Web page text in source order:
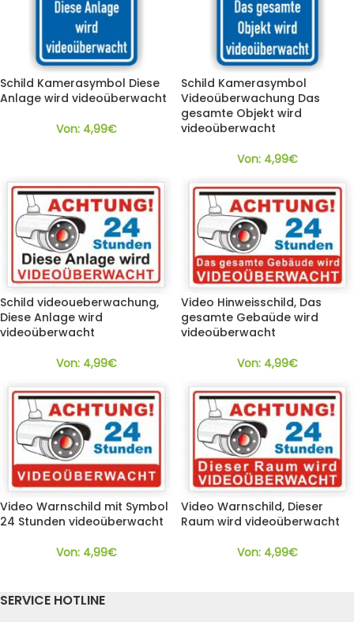
Schild Kamerasymbol Diese
Anlage wird videoüberwacht
Von: 4,99€
Schild Kamerasymbol
Videoüberwachung Das
gesamte Objekt wird
videoüberwacht
Von: 4,99€
Schild videoueberwachung,
Diese Anlage wird
videoüberwacht
Von: 4,99€
Video Hinweisschild, Das
gesamte Gebaüde wird
videoüberwacht
Von: 4,99€
Video Warnschild mit Symbol
24 Stunden videoüberwacht
Von: 4,99€
Video Warnschild, Dieser
Raum wird videoüberwacht
Von: 4,99€
SERVICE HOTLINE